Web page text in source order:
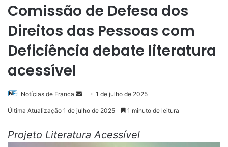
Comissão de Defesa dos
Direitos das Pessoas com
Deficiência debate literatura
acessível
Notícias de Franca
Mande1 de julho de 2025
Última Atualização 1 de julho de 2025 1 minuto de leitura
Projeto Literatura Acessível